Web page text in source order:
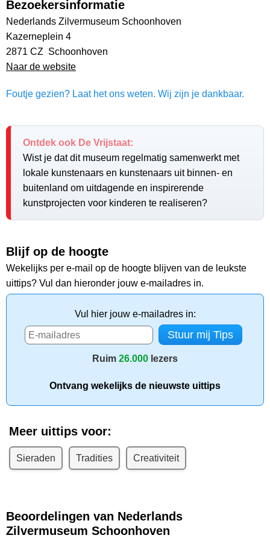
Bezoekersinformatie
Nederlands Zilvermuseum Schoonhoven
Kazerneplein 4
2871 CZ Schoonhoven
Naar de website
Foutje gezien? Laat het ons weten. Wij zijn je dankbaar.
Ontdek ook De Vrijstaat:
Wist je dat dit museum regelmatig samenwerkt met
lokale kunstenaars en kunstenaars uit binnen- en
buitenland om uitdagende en inspirerende
kunstprojecten voor kinderen te realiseren?
Blijf op de hoogte
Wekelijks per e-mail op de hoogte blijven van de leukste
uittips? Vul dan hieronder jouw e-mailadres in.
Vul hier jouw e-mailadres in:
Ruim 26.000 lezers
Ontvang wekelijks de nieuwste uittips
Meer uittips voor:
Sieraden Tradities Creativiteit
Beoordelingen van Nederlands
Zilvermuseum Schoonhoven